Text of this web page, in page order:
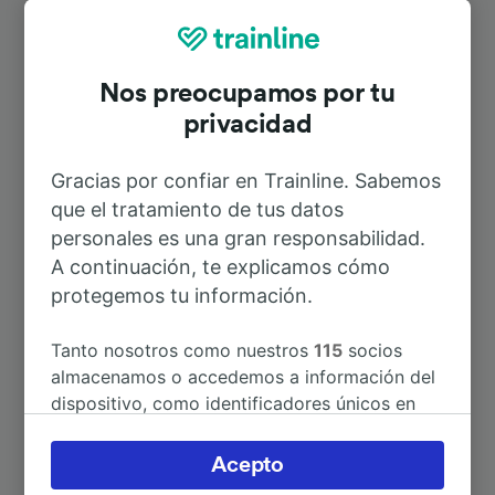
Rutas más populares desde Perugia
Silvestrini
A Assisi 30min
A Fabriano 2h 18min
A Florencia 1h 45min
Nos preocupamos por tu
privacidad
Gracias por confiar en Trainline. Sabemos
que el tratamiento de tus datos
personales es una gran responsabilidad.
A continuación, te explicamos cómo
protegemos tu información.
Tanto nosotros como nuestros115 socios
almacenamos o accedemos a información del
dispositivo, como identificadores únicos en
Puedes aceptar o administrar tus preferencias
haciendo clic abajo, incluido el derecho de
Acepto